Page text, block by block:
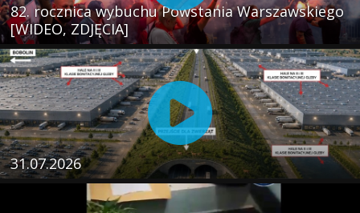
82. rocznica wybuchu Powstania Warszawskiego
[WIDEO, ZDJĘCIA]
31.07.2026